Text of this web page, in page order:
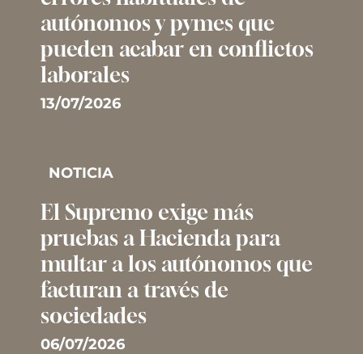
autónomos y pymes que
pueden acabar en conflictos
laborales
13/07/2026
NOTICIA
El Supremo exige más
pruebas a Hacienda para
multar a los autónomos que
facturan a través de
sociedades
06/07/2026